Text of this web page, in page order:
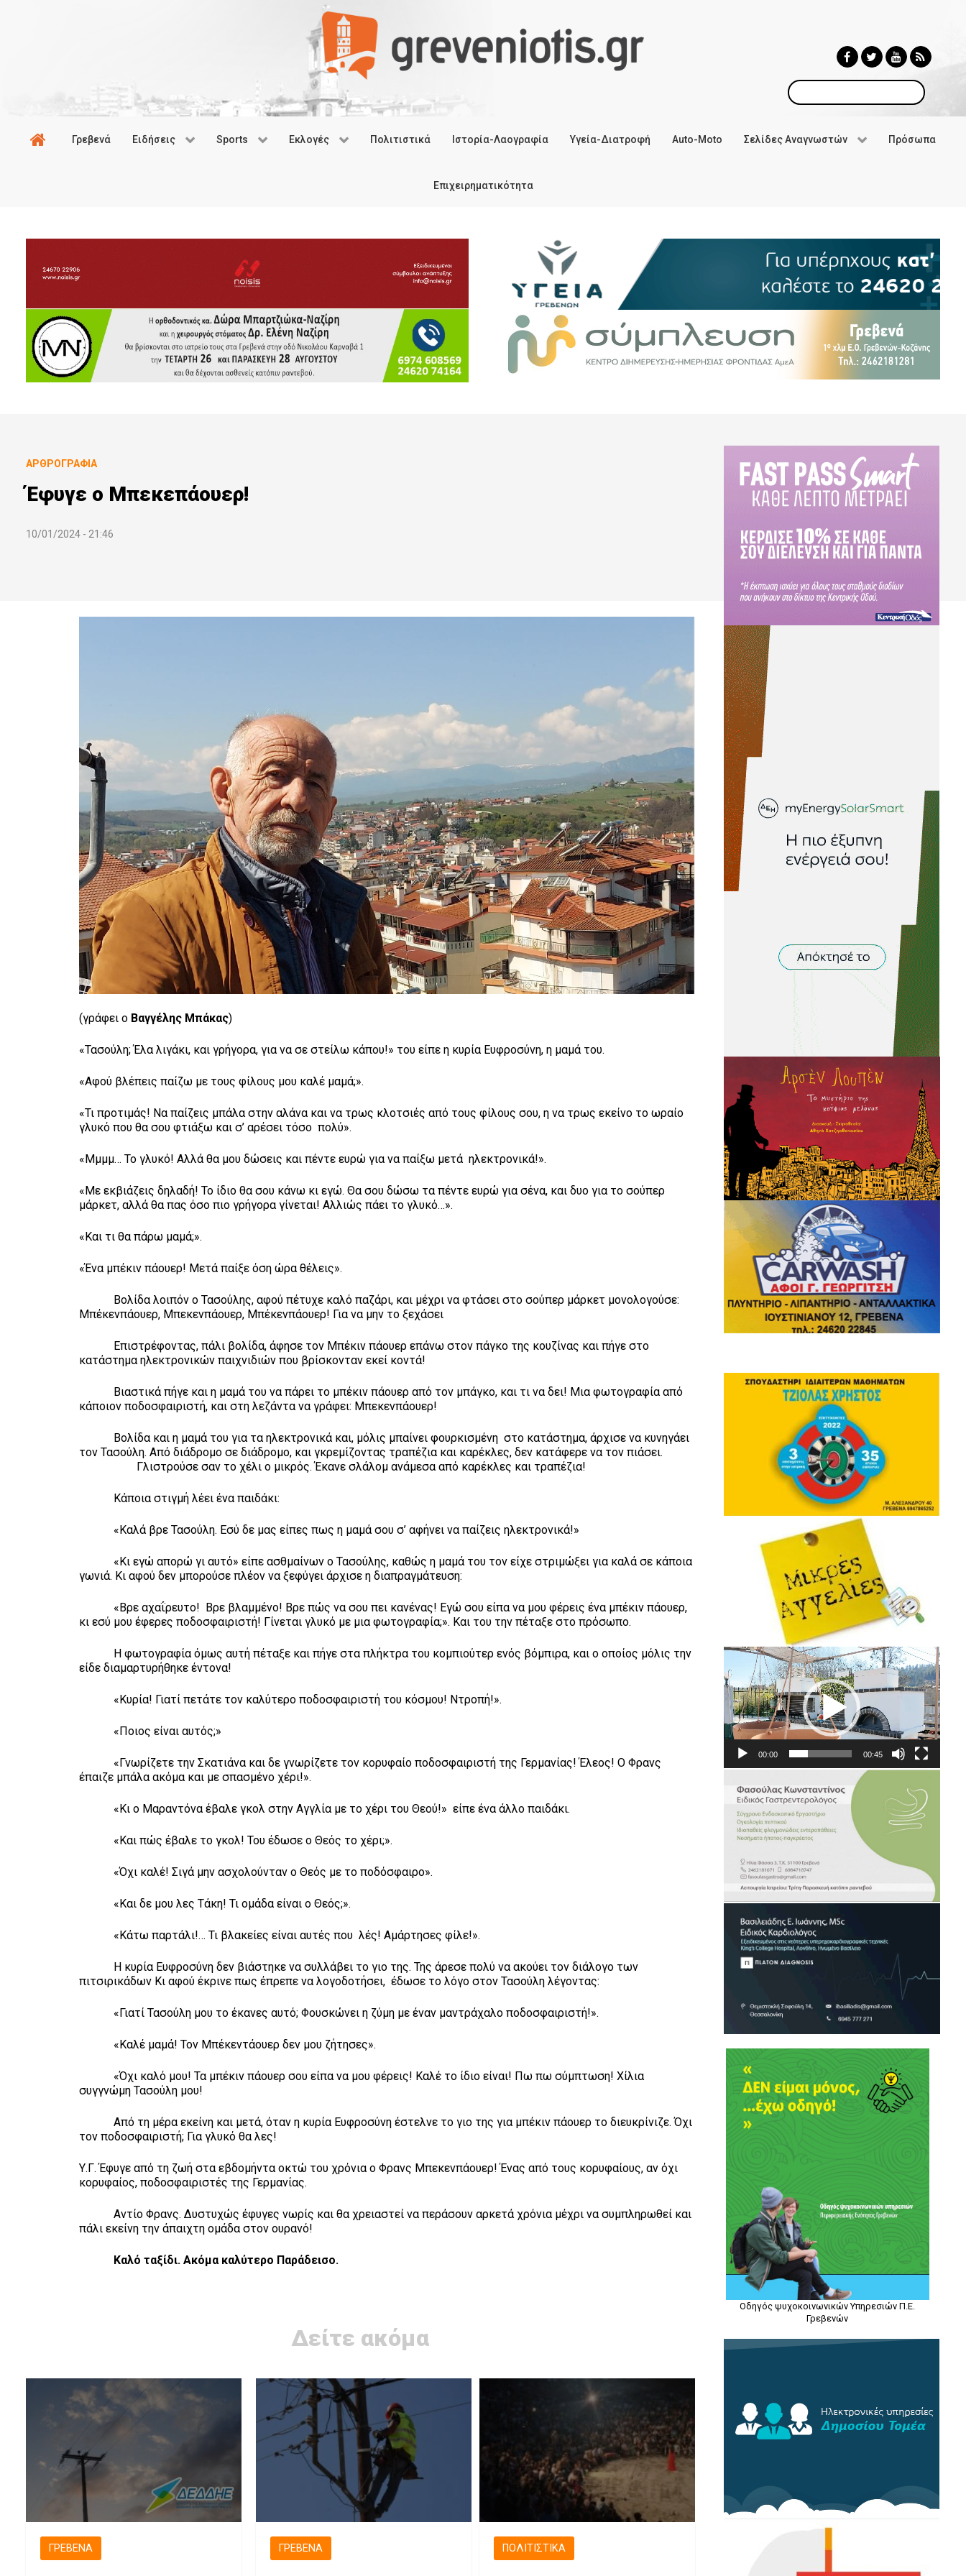
Αναζήτηση
Γρεβενά Ειδήσεις Sports Εκλογές Πολιτιστικά Ιστορία-Λαογραφία Υγεία-Διατροφή Auto-Moto Σελίδες Αναγνωστών Πρόσωπα
Επιχειρηματικότητα
ΑΡΘΡΟΓΡΑΦΊΑ
Έφυγε ο Μπεκεπάουερ!
10/01/2024 - 21:46
(γράφει ο Βαγγέλης Μπάκας)
«Τασούλη; Έλα λιγάκι, και γρήγορα, για να σε στείλω κάπου!» του είπε η κυρία Ευφροσύνη, η μαμά του.
«Αφού βλέπεις παίζω με τους φίλους μου καλέ μαμά;».
«Τι προτιμάς! Να παίζεις μπάλα στην αλάνα και να τρως κλοτσιές από τους φίλους σου, η να τρως εκείνο το ωραίο
γλυκό που θα σου φτιάξω και σ’ αρέσει τόσο πολύ».
«Μμμμ… Το γλυκό! Αλλά θα μου δώσεις και πέντε ευρώ για να παίξω μετά ηλεκτρονικά!».
«Με εκβιάζεις δηλαδή! Το ίδιο θα σου κάνω κι εγώ. Θα σου δώσω τα πέντε ευρώ για σένα, και δυο για το σούπερ
μάρκετ, αλλά θα πας όσο πιο γρήγορα γίνεται! Αλλιώς πάει το γλυκό…».
«Και τι θα πάρω μαμά;».
«Ένα μπέκιν πάουερ! Μετά παίξε όση ώρα θέλεις».
Βολίδα λοιπόν ο Τασούλης, αφού πέτυχε καλό παζάρι, και μέχρι να φτάσει στο σούπερ μάρκετ μονολογούσε:
Μπέκενπάουερ, Μπεκενπάουερ, Μπέκενπάουερ! Για να μην το ξεχάσει
Επιστρέφοντας, πάλι βολίδα, άφησε τον Μπέκιν πάουερ επάνω στον πάγκο της κουζίνας και πήγε στο
κατάστημα ηλεκτρονικών παιχνιδιών που βρίσκονταν εκεί κοντά!
Βιαστικά πήγε και η μαμά του να πάρει το μπέκιν πάουερ από τον μπάγκο, και τι να δει! Μια φωτογραφία από
κάποιον ποδοσφαιριστή, και στη λεζάντα να γράφει: Μπεκενπάουερ!
Βολίδα και η μαμά του για τα ηλεκτρονικά και, μόλις μπαίνει φουρκισμένη στο κατάστημα, άρχισε να κυνηγάει
τον Τασούλη. Από διάδρομο σε διάδρομο, και γκρεμίζοντας τραπέζια και καρέκλες, δεν κατάφερε να τον πιάσει.
Γλιστρούσε σαν το χέλι ο μικρός. Έκανε σλάλομ ανάμεσα από καρέκλες και τραπέζια!
Κάποια στιγμή λέει ένα παιδάκι:
«Καλά βρε Τασούλη. Εσύ δε μας είπες πως η μαμά σου σ’ αφήνει να παίζεις ηλεκτρονικά!»
«Κι εγώ απορώ γι αυτό» είπε ασθμαίνων ο Τασούλης, καθώς η μαμά του τον είχε στριμώξει για καλά σε κάποια
γωνιά. Κι αφού δεν μπορούσε πλέον να ξεφύγει άρχισε η διαπραγμάτευση:
«Βρε αχαΐρευτο! Βρε βλαμμένο! Βρε πώς να σου πει κανένας! Εγώ σου είπα να μου φέρεις ένα μπέκιν πάουερ,
κι εσύ μου έφερες ποδοσφαιριστή! Γίνεται γλυκό με μια φωτογραφία;». Και του την πέταξε στο πρόσωπο.
Η φωτογραφία όμως αυτή πέταξε και πήγε στα πλήκτρα του κομπιούτερ ενός βόμπιρα, και ο οποίος μόλις την
είδε διαμαρτυρήθηκε έντονα!
«Κυρία! Γιατί πετάτε τον καλύτερο ποδοσφαιριστή του κόσμου! Ντροπή!».
«Ποιος είναι αυτός;»
«Γνωρίζετε την Σκατιάνα και δε γνωρίζετε τον κορυφαίο ποδοσφαιριστή της Γερμανίας! Έλεος! Ο Φρανς
έπαιζε μπάλα ακόμα και με σπασμένο χέρι!».
«Κι ο Μαραντόνα έβαλε γκολ στην Αγγλία με το χέρι του Θεού!» είπε ένα άλλο παιδάκι.
«Και πώς έβαλε το γκολ! Του έδωσε ο Θεός το χέρι;».
«Όχι καλέ! Σιγά μην ασχολούνταν ο Θεός με το ποδόσφαιρο».
«Και δε μου λες Τάκη! Τι ομάδα είναι ο Θεός;».
«Κάτω παρτάλι!… Τι βλακείες είναι αυτές που λές! Αμάρτησες φίλε!».
Η κυρία Ευφροσύνη δεν βιάστηκε να συλλάβει το γιο της. Της άρεσε πολύ να ακούει τον διάλογο των
πιτσιρικάδων Κι αφού έκρινε πως έπρεπε να λογοδοτήσει, έδωσε το λόγο στον Τασούλη λέγοντας:
«Γιατί Τασούλη μου το έκανες αυτό; Φουσκώνει η ζύμη με έναν μαντράχαλο ποδοσφαιριστή!».
«Καλέ μαμά! Τον Μπέκεντάουερ δεν μου ζήτησες».
«Όχι καλό μου! Τα μπέκιν πάουερ σου είπα να μου φέρεις! Καλέ το ίδιο είναι! Πω πω σύμπτωση! Χίλια
συγγνώμη Τασούλη μου!
Από τη μέρα εκείνη και μετά, όταν η κυρία Ευφροσύνη έστελνε το γιο της για μπέκιν πάουερ το διευκρίνιζε. Όχι
τον ποδοσφαιριστή; Για γλυκό θα λες!
Υ.Γ. Έφυγε από τη ζωή στα εβδομήντα οκτώ του χρόνια ο Φρανς Μπεκενπάουερ! Ένας από τους κορυφαίους, αν όχι
κορυφαίος, ποδοσφαιριστές της Γερμανίας.
Αντίο Φρανς. Δυστυχώς έφυγες νωρίς και θα χρειαστεί να περάσουν αρκετά χρόνια μέχρι να συμπληρωθεί και
πάλι εκείνη την άπαιχτη ομάδα στον ουρανό!
Καλό ταξίδι. Ακόμα καλύτερο Παράδεισο.
Δείτε ακόμα
ΓΡΕΒΕΝΆ ΓΡΕΒΕΝΆ ΠΟΛΙΤΙΣΤΙΚΆ
Πρόγραμμα
Αναπαραγωγής
Βίντεο
00:00 00:45
Οδηγός ψυχοκοινωνικών Υπηρεσιών Π.Ε.
Γρεβενών